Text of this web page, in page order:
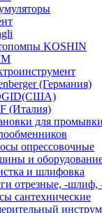
KOSHIN
(Германия)
(Италия)
для
опрессовочные
и
и шлифовка
отрезные, -шлиф,
сантехнические